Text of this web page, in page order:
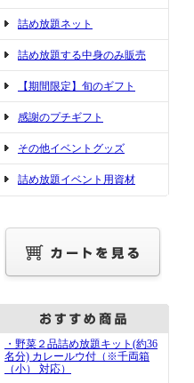
詰め放題ネット
詰め放題する中身のみ販売
【期間限定】旬のギフト
感謝のプチギフト
その他イベントグッズ
詰め放題イベント用資材
・野菜２品詰め放題キット(約36
名分) カレールウ付（※千両箱
（小） 対応）